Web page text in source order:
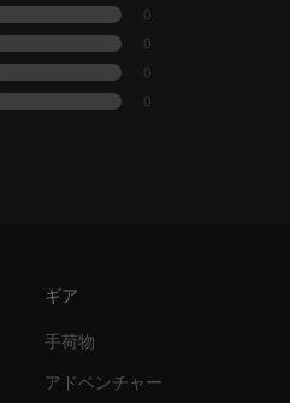
0
0
0
0
ギア
手荷物
アドベンチャー